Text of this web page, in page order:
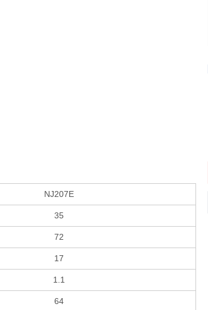
NJ207E
35
72
17
1.1
64